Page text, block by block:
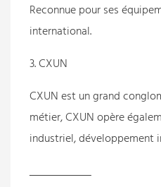
Reconnue pour ses
international.
3. CXUN
CXUN est un grand
métier, CXUN opère
industriel, développement